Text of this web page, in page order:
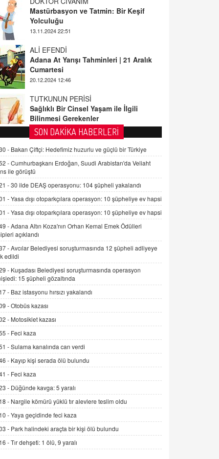
Yolculuğu
13.11.2024 22:51
ALİ EFENDİ
Cumartesi
20.12.2024 12:46
TUTKUNUN PERİSİ
Bilinmesi Gerekenler
08.11.2024 13:16
FARUK ÖNALAN
Tezkere Onaylanmasaydı…
2 Kasım 2021 Salı 00:11
AV. DOĞAN CAN DOĞAN
Kişisel verilerin korunması ve dijital
hukukun gelişimi
15.09.2025 16:17
SEHER EREK
Kış Ayları Geldi, Hangi Önlemler
Alınmalı?
İNCİ GÜL AKÖL
Trump Keşke Adana'yı da Ziyaret Etse...
06.07.2026 13:00
ADEM AKÖL
Esed Destekçilerinin Yüzüne Vurulan
Şamar: Sednaya
11.12.2024 12:30
DR. EKREM ASLAN
Gerçek Ne, Algı Ne? "Beraber
Yürüyoruz" Cümlesinin Peşinden
19.07.2025 12:45
GÖNÜL MENEKŞE
Şifacının Yolu
04.11.2025 12:56
SON DAKİKA HABERLERİ
- Bakan Çiftçi: Hedefimiz huzurlu ve güçlü bir Türkiye
-Cumhurbaşkanı Erdoğan, Suudi Arabistan'da Veliaht
ile görüştü
-30 ilde DEAŞ operasyonu: 104 şüpheli yakalandı
-Yasa dışı otoparkçılara operasyon: 10 şüpheliye ev hapsi
-Yasa dışı otoparkçılara operasyon: 10 şüpheliye ev hapsi
-Adana Altın Koza'nın Orhan Kemal Emek Ödülleri
açıklandı
-Avcılar Belediyesi soruşturmasında 12 şüpheli adliyeye
edildi
- Kuşadası Belediyesi soruşturmasında operasyon
15 şüpheli gözaltında
- Baz istasyonu hırsızı yakalandı
-Otobüs kazası
- Motosiklet kazası
- Feci kaza
-Sulama kanalında can verdi
- Kayıp kişi serada ölü bulundu
- Feci kaza
- Düğünde kavga: 5 yaralı
- Nargile kömürü yüklü tır alevlere teslim oldu
-Yaya geçidinde feci kaza
- Park halindeki araçta bir kişi ölü bulundu
-Tır dehşeti: 1 ölü, 9 yaralı